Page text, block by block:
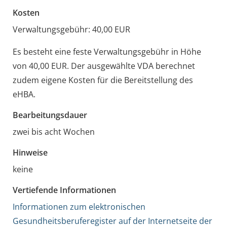
Kosten
Verwaltungsgebühr: 40,00 EUR
Es besteht eine feste Verwaltungsgebühr in Höhe
von 40,00 EUR. Der ausgewählte VDA berechnet
zudem eigene Kosten für die Bereitstellung des
eHBA.
Bearbeitungsdauer
zwei bis acht Wochen
Hinweise
keine
Vertiefende Informationen
Informationen zum elektronischen
Gesundheitsberuferegister auf der Internetseite der